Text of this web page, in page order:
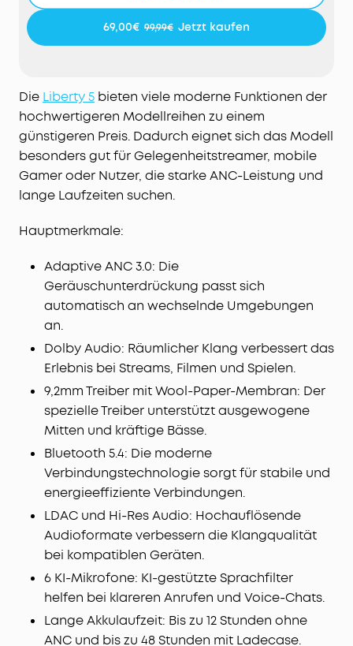
Eindrucksvolles Dolby Audio:Der Dolby Audio-
Algorithmus und die benutzerdefinierten Modi für
mittendrin.
Ausgeglichener & detailreicher Klang: Dank
Wollpapier-Treibern, bassverstärkender Röhren,
LDAC und Hi-Res Audio werden feinste
Klangnuancen sowie satte, ausgewogene Höhen
und Bässe wiedergegeben.
KI-Telefonate mit 6 Mikrofonen:
und einem windbeständigen Algorithmus
Gespräche möglich sind.
Schnelles Laden, lange Laufzeit:Im Normal-Modus
bieten die Earbuds mit 1x Laden bis zu 12h, mit
dem Case bis zu 48h Spielzeit. Mit ANC sind es 8h
und 32h mit Case. 10Min.Schnellladen = 5h.
69,00€ 99,99€ Jetzt kaufen
Die Liberty 5 bieten viele moderne Funktionen der
hochwertigeren Modellreihen zu einem
günstigeren Preis. Dadurch eignet sich das Modell
besonders gut für Gelegenheitstreamer, mobile
Gamer oder Nutzer, die starke ANC-Leistung und
lange Laufzeiten suchen.
Hauptmerkmale:
Adaptive ANC 3.0: Die
Geräuschunterdrückung passt sich
automatisch an wechselnde Umgebungen
an.
Dolby Audio: Räumlicher Klang verbessert das
Erlebnis bei Streams, Filmen und Spielen.
9,2mm Treiber mit Wool-Paper-Membran: Der
spezielle Treiber unterstützt ausgewogene
Mitten und kräftige Bässe.
Bluetooth 5.4: Die moderne
Verbindungstechnologie sorgt für stabile und
energieeffiziente Verbindungen.
LDAC und Hi-Res Audio: Hochauflösende
Audioformate verbessern die Klangqualität
bei kompatiblen Geräten.
6 KI-Mikrofone: KI-gestützte Sprachfilter
helfen bei klareren Anrufen und Voice-Chats.
Lange Akkulaufzeit: Bis zu 12 Stunden ohne
ANC und bis zu 48 Stunden mit Ladecase.